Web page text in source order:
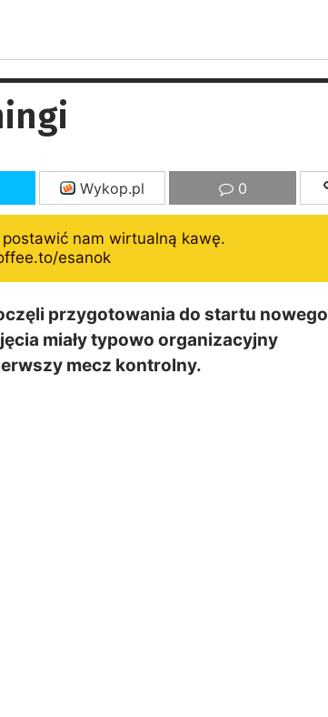
Wykop.pl 0
nam wirtualną kawę.
esanok
przygotowania do startu nowego
miały typowo organizacyjny
mecz kontrolny.